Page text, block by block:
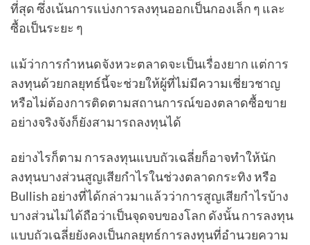
ที่สุด ซึ่งเน้นการแบ่งการลงทุนออกเป็นกองเล็ก ๆ และ
ซื้อเป็นระยะ ๆ
แม้ว่าการกำหนดจังหวะตลาดจะเป็นเรื่องยาก แต่การ
ลงทุนด้วยกลยุทธ์นี้จะช่วยให้ผู้ที่ไม่มีความเชี่ยวชาญ
หรือไม่ต้องการติดตามสถานการณ์ของตลาดซื้อขาย
อย่างจริงจังก็ยังสามารถลงทุนได้
อย่างไรก็ตาม การลงทุนแบบถัวเฉลี่ยก็อาจทำให้นัก
ลงทุนบางส่วนสูญเสียกำไรในช่วงตลาดกระทิง หรือ
Bullish อย่างที่ได้กล่าวมาแล้วว่าการสูญเสียกำไรบ้าง
บางส่วนไม่ได้ถือว่าเป็นจุดจบของโลก ดังนั้น การลงทุน
แบบถัวเฉลี่ยยังคงเป็นกลยุทธ์การลงทุนที่อำนวยความ